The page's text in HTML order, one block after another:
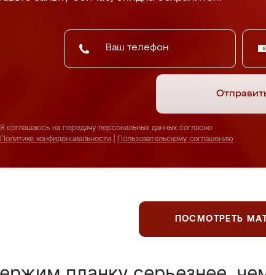
Я соглашаюсь на передачу персональных данных согласно
Политике конфиденциальности
Пользовательскому соглашению
ПОСМОТРЕТЬ